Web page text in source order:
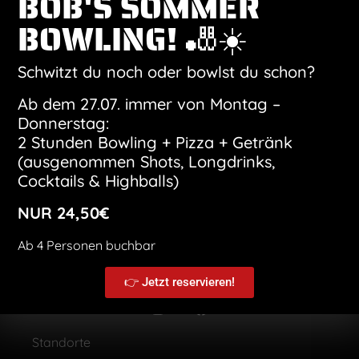
Kalender abonnieren
Standorte
BOWLING! 🎳☀️
Schwitzt du noch oder bowlst du schon?
Ab dem 27.07. immer von Montag –
Donnerstag:
2 Stunden Bowling + Pizza + Getränk
(ausgenommen Shots, Longdrinks,
Cocktails & Highballs)
NUR 24,50€
Ab 4 Personen buchbar
👉 Jetzt reservieren!